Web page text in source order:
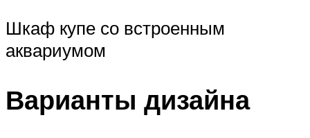
Шкаф купе со встроенным
аквариумом
Варианты дизайна